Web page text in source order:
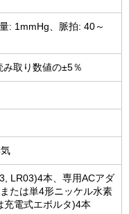
: 1mmHg、脈拍: 40～
取り数値の±5％
LR03)4本、専用ACアダ
たは単4形ニッケル水素
充電式エボルタ)4本